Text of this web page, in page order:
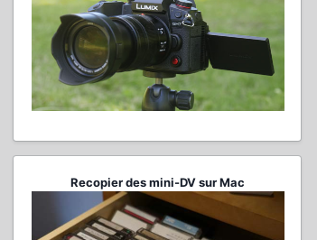
Recopier des mini-DV sur Mac